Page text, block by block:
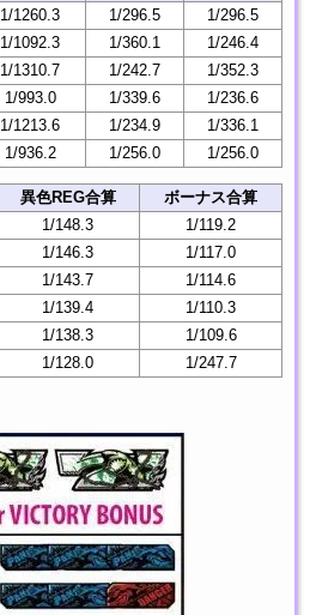
1/1260.3 1/296.5
1/296.5
1/1092.3 1/360.1
1/246.4
1/1310.7 1/242.7
1/352.3
1/993.0 1/339.6
1/236.6
1/1213.6 1/234.9
1/336.1
1/936.2 1/256.0 1/256.0
異色REG合算
ボーナス合算
1/148.3
1/119.2
1/146.3
1/117.0
1/143.7
1/114.6
1/139.4
1/110.3
1/138.3
1/109.6
1/128.0 1/247.7